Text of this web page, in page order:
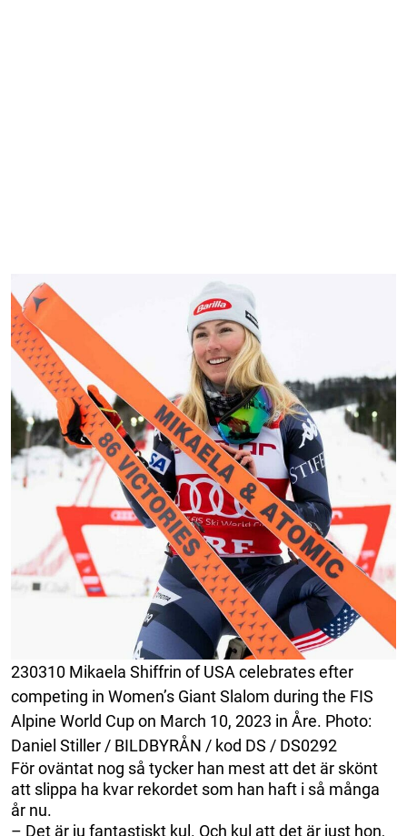
230310 Mikaela Shiffrin of USA celebrates efter
competing in Women’s Giant Slalom during the FIS
Alpine World Cup on March 10, 2023 in Åre. Photo:
Daniel Stiller / BILDBYRÅN / kod DS / DS0292
För oväntat nog så tycker han mest att det är skönt
att slippa ha kvar rekordet som han haft i så många
år nu.
– Det är ju fantastiskt kul. Och kul att det är just hon,